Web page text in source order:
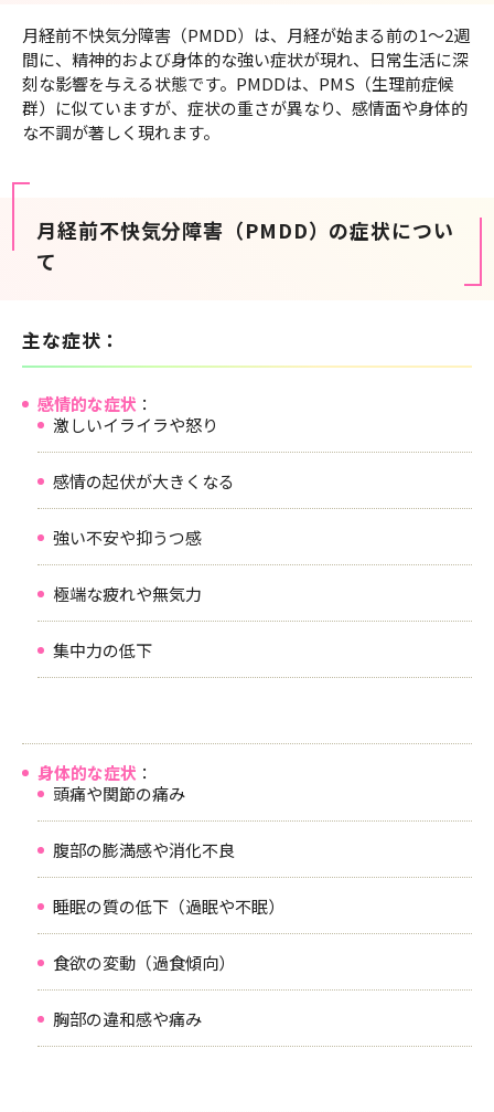
月経前不快気分障害（PMDD）は、月経が始まる前の1～2週
間に、精神的および身体的な強い症状が現れ、日常生活に深
刻な影響を与える状態です。PMDDは、PMS（生理前症候
群）に似ていますが、症状の重さが異なり、感情面や身体的
な不調が著しく現れます。
月経前不快気分障害（PMDD）の症状につい
て
主な症状：
感情的な症状 ：
激しいイライラや怒り
感情の起伏が大きくなる
強い不安や抑うつ感
極端な疲れや無気力
集中力の低下
身体的な症状 ：
頭痛や関節の痛み
腹部の膨満感や消化不良
睡眠の質の低下（過眠や不眠）
食欲の変動（過食傾向）
胸部の違和感や痛み